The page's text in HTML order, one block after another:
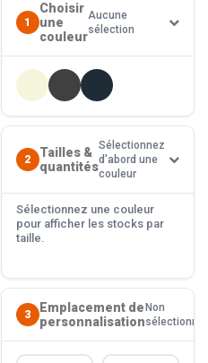
1
Choisir
une
couleur
Aucune
sélection
2
Tailles &
quantités
Sélectionnez
d'abord une
couleur
Sélectionnez une couleur
pour afficher les stocks par
taille.
3
Emplacement de
personnalisation
Non
sélectionné